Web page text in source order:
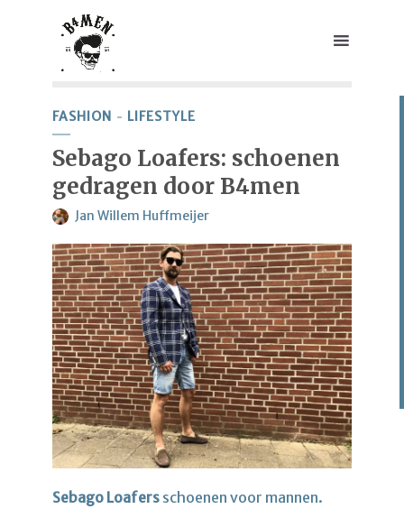
FASHION LIFESTYLE
Sebago Loafers: schoenen
gedragen door B4men
Jan Willem Huffmeijer
Sebago Loafers schoenen voor mannen.